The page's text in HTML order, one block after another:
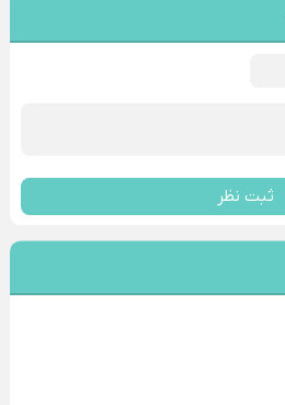
ثبت نظر